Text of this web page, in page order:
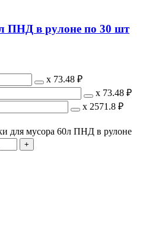
ПНД в рулоне по 30 шт
х 73.48 ₽
х 73.48 ₽
х 2571.8 ₽
для мусора 60л ПНД в рулоне